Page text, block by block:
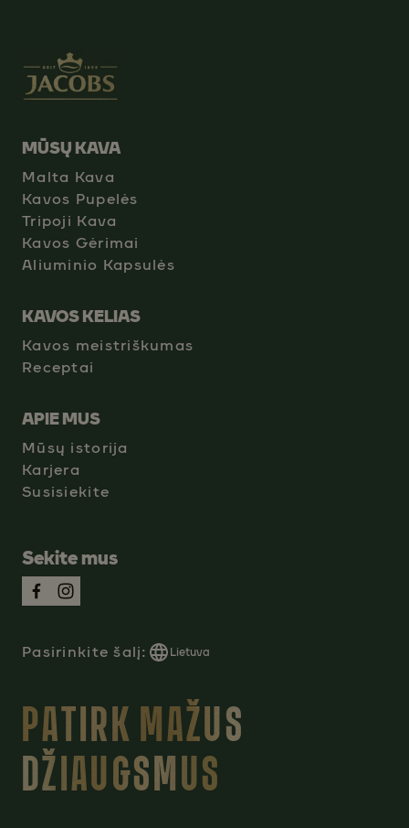
MŪSŲ KAVA
Malta Kava
Kavos Pupelės
Tripoji Kava
Kavos Gėrimai
Aliuminio Kapsulės
KAVOS KELIAS
Kavos meistriškumas
Receptai
APIE MUS
Mūsų istorija
Karjera
Susisiekite
Sekite mus
Pasirinkite šalį: Lietuva
PATIRK MAŽUS
DŽIAUGSMUS